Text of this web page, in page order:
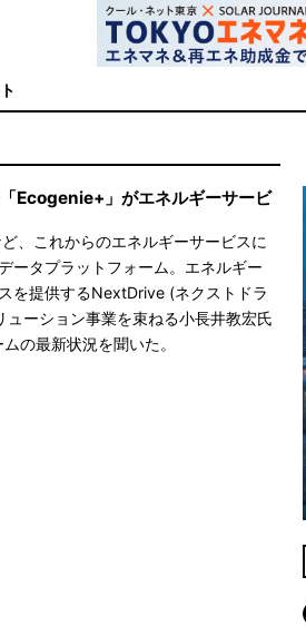
、これからのエネルギーサービスに
ータプラットフォーム。エネルギー
を提供するNextDrive (ネクストドラ
ューション事業を束ねる小長井教宏氏
の最新状況を聞いた。
Ecogenie+」がエネルギーサービ